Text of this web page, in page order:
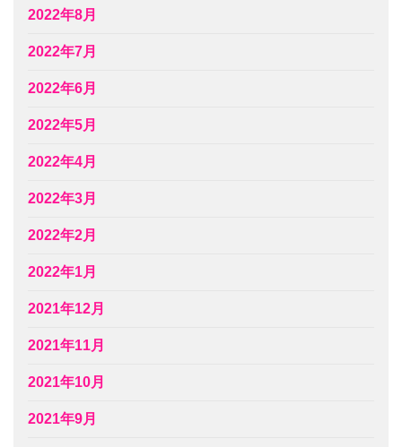
2022年8月
2022年7月
2022年6月
2022年5月
2022年4月
2022年3月
2022年2月
2022年1月
2021年12月
2021年11月
2021年10月
2021年9月